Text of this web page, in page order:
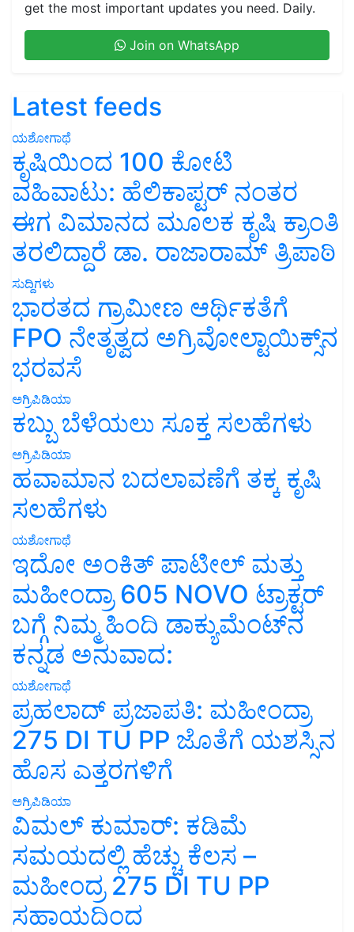
get the most important updates you need. Daily.
Join on WhatsApp
Latest feeds
ಯಶೋಗಾಥೆ
ಕೃಷಿಯಿಂದ 100 ಕೋಟಿ
ವಹಿವಾಟು: ಹೆಲಿಕಾಪ್ಟರ್ ನಂತರ
ಈಗ ವಿಮಾನದ ಮೂಲಕ ಕೃಷಿ ಕ್ರಾಂತಿ
ತರಲಿದ್ದಾರೆ ಡಾ. ರಾಜಾರಾಮ್ ತ್ರಿಪಾಠಿ
ಸುದ್ದಿಗಳು
ಭಾರತದ ಗ್ರಾಮೀಣ ಆರ್ಥಿಕತೆಗೆ
FPO ನೇತೃತ್ವದ ಅಗ್ರಿವೋಲ್ಟಾಯಿಕ್ಸ್‌ನ
ಭರವಸೆ
ಅಗ್ರಿಪಿಡಿಯಾ
ಕಬ್ಬು ಬೆಳೆಯಲು ಸೂಕ್ತ ಸಲಹೆಗಳು
ಅಗ್ರಿಪಿಡಿಯಾ
ಹವಾಮಾನ ಬದಲಾವಣೆಗೆ ತಕ್ಕ ಕೃಷಿ
ಸಲಹೆಗಳು
ಯಶೋಗಾಥೆ
ಇದೋ ಅಂಕಿತ್ ಪಾಟೀಲ್ ಮತ್ತು
ಮಹೀಂದ್ರಾ 605 NOVO ಟ್ರಾಕ್ಟರ್
ಬಗ್ಗೆ ನಿಮ್ಮ ಹಿಂದಿ ಡಾಕ್ಯುಮೆಂಟ್‌ನ
ಕನ್ನಡ ಅನುವಾದ:
ಯಶೋಗಾಥೆ
ಪ್ರಹಲಾದ್ ಪ್ರಜಾಪತಿ: ಮಹೀಂದ್ರಾ
275 DI TU PP ಜೊತೆಗೆ ಯಶಸ್ಸಿನ
ಹೊಸ ಎತ್ತರಗಳಿಗೆ
ಅಗ್ರಿಪಿಡಿಯಾ
ವಿಮಲ್ ಕುಮಾರ್: ಕಡಿಮೆ
ಸಮಯದಲ್ಲಿ ಹೆಚ್ಚು ಕೆಲಸ –
ಮಹೀಂದ್ರ 275 DI TU PP
ಸಹಾಯದಿಂದ